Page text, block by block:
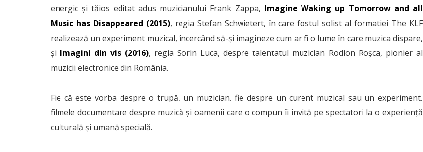
energic și tăios editat adus muzicianului Frank Zappa, Imagine Waking up Tomorrow and all
Music has Disappeared (2015), regia Stefan Schwietert, în care fostul solist al formatiei The KLF
realizează un experiment muzical, încercând să-și imagineze cum ar fi o lume în care muzica dispare,
și Imagini din vis (2016), regia Sorin Luca, despre talentatul muzician Rodion Roşca, pionier al
muzicii electronice din România.
Fie că este vorba despre o trupă, un muzician, fie despre un curent muzical sau un experiment,
filmele documentare despre muzică și oamenii care o compun îi invită pe spectatori la o experiență
culturală și umană specială.